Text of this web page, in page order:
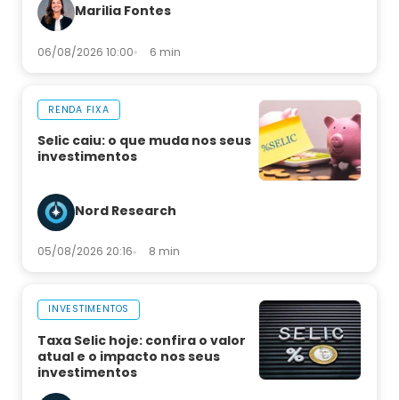
Marilia Fontes
06/08/2026 10:00 6 min
RENDA FIXA
Selic caiu: o que muda nos seus
investimentos
Nord Research
05/08/2026 20:16 8 min
INVESTIMENTOS
Taxa Selic hoje: confira o valor
atual e o impacto nos seus
investimentos